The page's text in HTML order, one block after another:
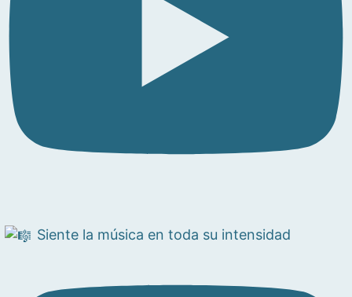
Siente la música en toda su intensidad